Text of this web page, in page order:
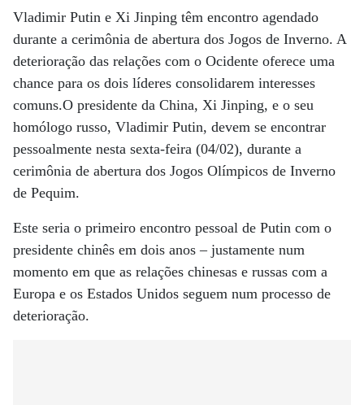
Vladimir Putin e Xi Jinping têm encontro agendado
durante a cerimônia de abertura dos Jogos de Inverno. A
deterioração das relações com o Ocidente oferece uma
chance para os dois líderes consolidarem interesses
comuns.O presidente da China, Xi Jinping, e o seu
homólogo russo, Vladimir Putin, devem se encontrar
pessoalmente nesta sexta-feira (04/02), durante a
cerimônia de abertura dos Jogos Olímpicos de Inverno
de Pequim.
Este seria o primeiro encontro pessoal de Putin com o
presidente chinês em dois anos – justamente num
momento em que as relações chinesas e russas com a
Europa e os Estados Unidos seguem num processo de
deterioração.